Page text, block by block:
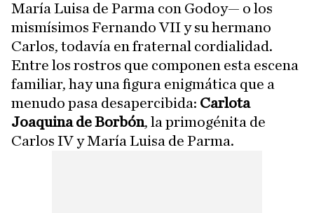
María Luisa de Parma con Godoy— o los
mismísimos Fernando VII y su hermano
Carlos, todavía en fraternal cordialidad.
Entre los rostros que componen esta escena
familiar, hay una figura enigmática que a
menudo pasa desapercibida: Carlota
Joaquina de Borbón, la primogénita de
Carlos IV y María Luisa de Parma.